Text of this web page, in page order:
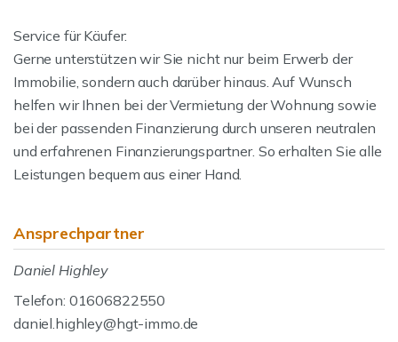
Service für Käufer:
Gerne unterstützen wir Sie nicht nur beim Erwerb der
Immobilie, sondern auch darüber hinaus. Auf Wunsch
helfen wir Ihnen bei der Vermietung der Wohnung sowie
bei der passenden Finanzierung durch unseren neutralen
und erfahrenen Finanzierungspartner. So erhalten Sie alle
Leistungen bequem aus einer Hand.
Ansprechpartner
Daniel Highley
Telefon: 01606822550
daniel.highley@hgt-immo.de